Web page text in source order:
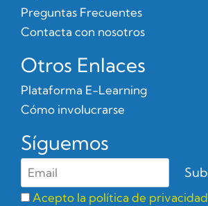
Preguntas Frecuentes
Contacta con nosotros
Otros Enlaces
Plataforma E-Learning
Cómo involucrarse
Síguemos
Acepto la política de privacidad